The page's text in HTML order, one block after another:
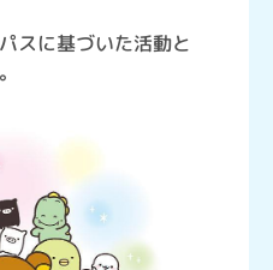
スに基づいた活動と